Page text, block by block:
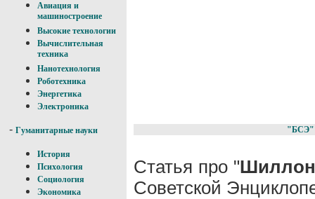
Авиация и
машиностроение
Высокие технологии
Вычислительная
техника
Нанотехнология
Роботехника
Энергетика
Электроника
- Гуманитарные науки
История
Психология
Социология
Экономика
"БСЭ"
Статья про "
Советской